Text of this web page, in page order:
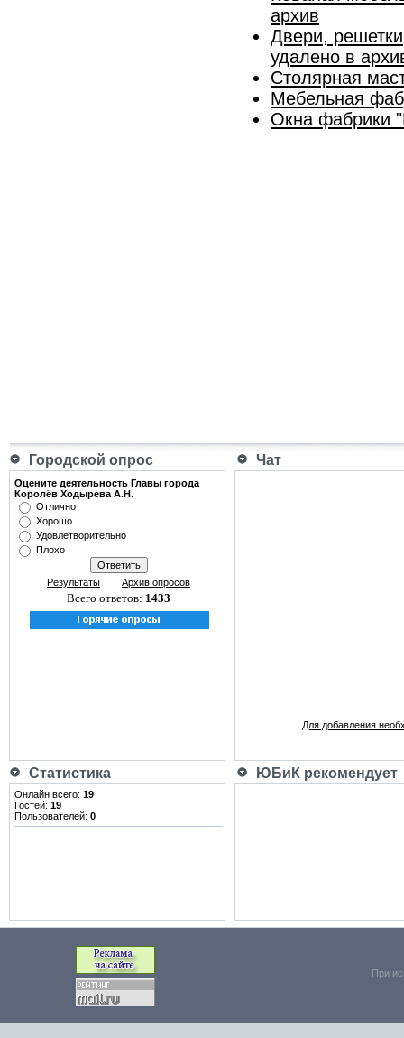
архив
Двери,
удалено в
Столярная
Мебельная
Окна фабрики
Городской опрос Чат
Оцените деятельность Главы города
Королёв Ходырева А.Н.
Отлично
Хорошо
Удовлетворительно
Плохо
Результаты Архив опросов
Всего ответов: 1433
Для добавления
Статистика ЮБиК рекомендует
Онлайн всего: 19
Гостей: 19
Пользователей: 0
При